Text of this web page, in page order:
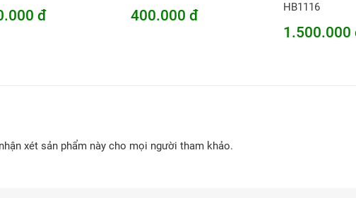
đ 400.000 đ
HB1116
1.500.000
xét sản phẩm này cho mọi người tham khảo.